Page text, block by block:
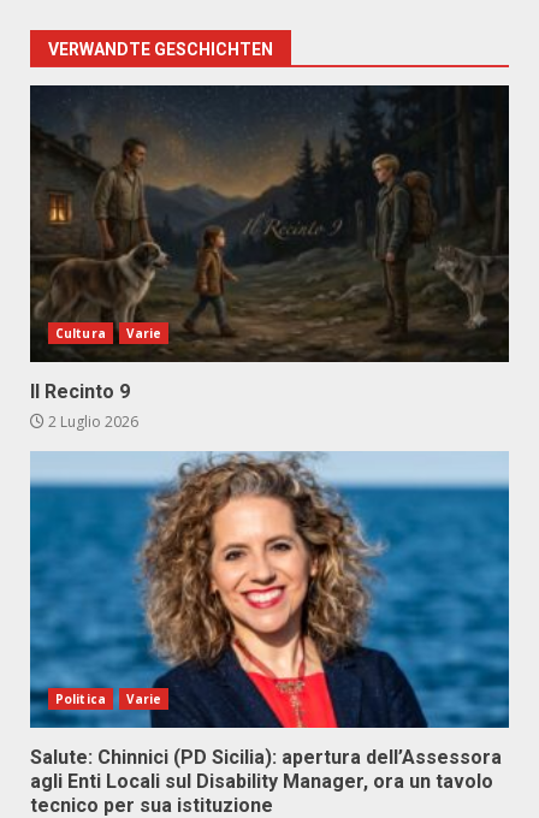
VERWANDTE GESCHICHTEN
Cultura Varie
Il Recinto 9
2 Luglio 2026
Politica Varie
Salute: Chinnici (PD Sicilia): apertura dell’Assessora
agli Enti Locali sul Disability Manager, ora un tavolo
tecnico per sua istituzione